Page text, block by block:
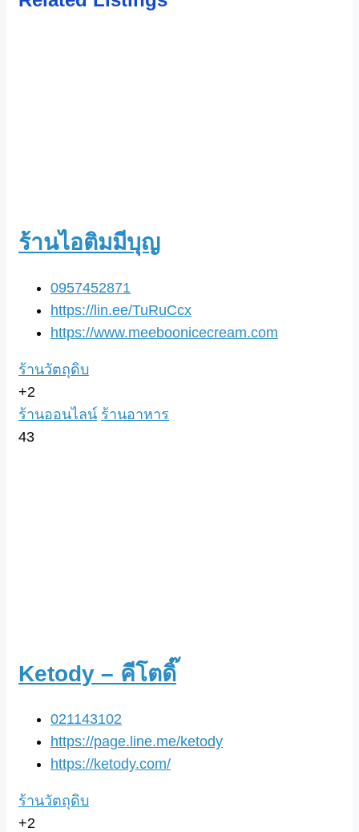
ร้านไอติมมีบุญ
0957452871
https://lin.ee/TuRuCcx
https://www.meeboonicecream.com
ร้านวัตถุดิบ
+2
ร้านออนไลน์ ร้านอาหาร
43
Ketody – คีโตดิ๊
021143102
https://page.line.me/ketody
https://ketody.com/
ร้านวัตถุดิบ
+2